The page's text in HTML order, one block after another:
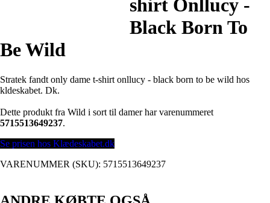
shirt Onllucy -
Black Born To
Be Wild
Stratek fandt only dame t-shirt onllucy - black born to be wild hos
kldeskabet. Dk.
Dette produkt fra Wild i sort til damer har varenummeret
5715513649237.
Se prisen hos Klædeskabet.dk
VARENUMMER (SKU): 5715513649237